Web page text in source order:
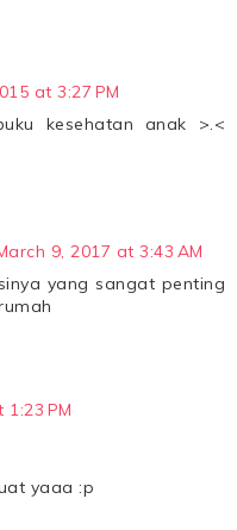
at 3:27 PM
kesehatan anak >.<
9, 2017 at 3:43 AM
yang sangat penting
PM
yaaa :p